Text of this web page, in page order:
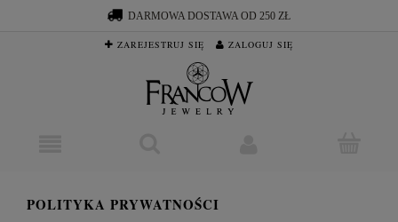
DARMOWA DOSTAWA OD 250 ZŁ
ZAREJESTRUJ SIĘ ZALOGUJ SIĘ
POLITYKA PRYWATNOŚCI